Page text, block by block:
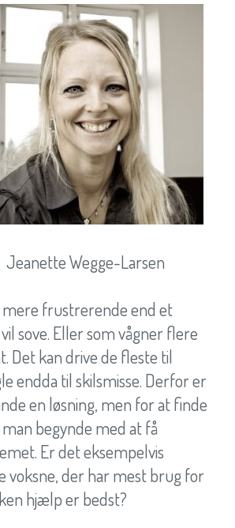
Jeanette Wegge-Larsen
frustrerende end et
sove. Eller som vågner flere
Det kan drive de fleste til
endda til skilsmisse. Derfor er
en løsning, men for at finde
begynde med at få
Er det eksempelvis
voksne, der har mest brug for
hjælp er bedst?